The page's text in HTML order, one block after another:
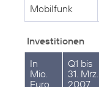
Mobilfunk
Investitionen
In
Mio.
Euro
Q1 bis
31. Mrz.
2007